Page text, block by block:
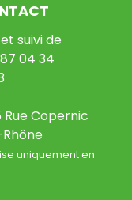
suivi de
04 34
Rue Copernic
uniquement en